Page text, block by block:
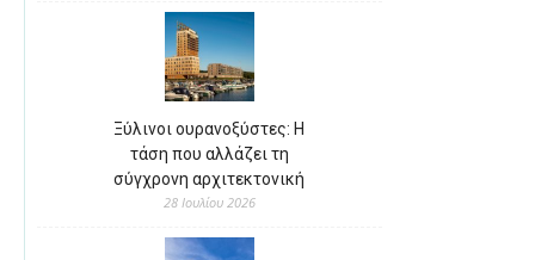
Ξύλινοι ουρανοξύστες: Η
τάση που αλλάζει τη
σύγχρονη αρχιτεκτονική
28 Ιουλίου 2026